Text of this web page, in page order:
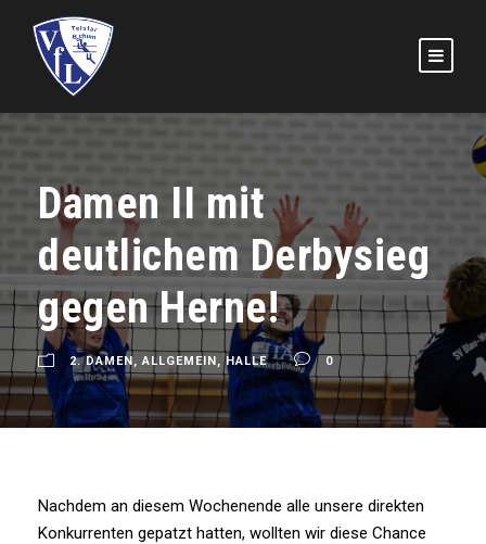
Damen II mit
deutlichem Derbysieg
gegen Herne!
2. DAMEN, ALLGEMEIN, HALLE 0
Nachdem an diesem Wochenende alle unsere direkten
Konkurrenten gepatzt hatten, wollten wir diese Chance